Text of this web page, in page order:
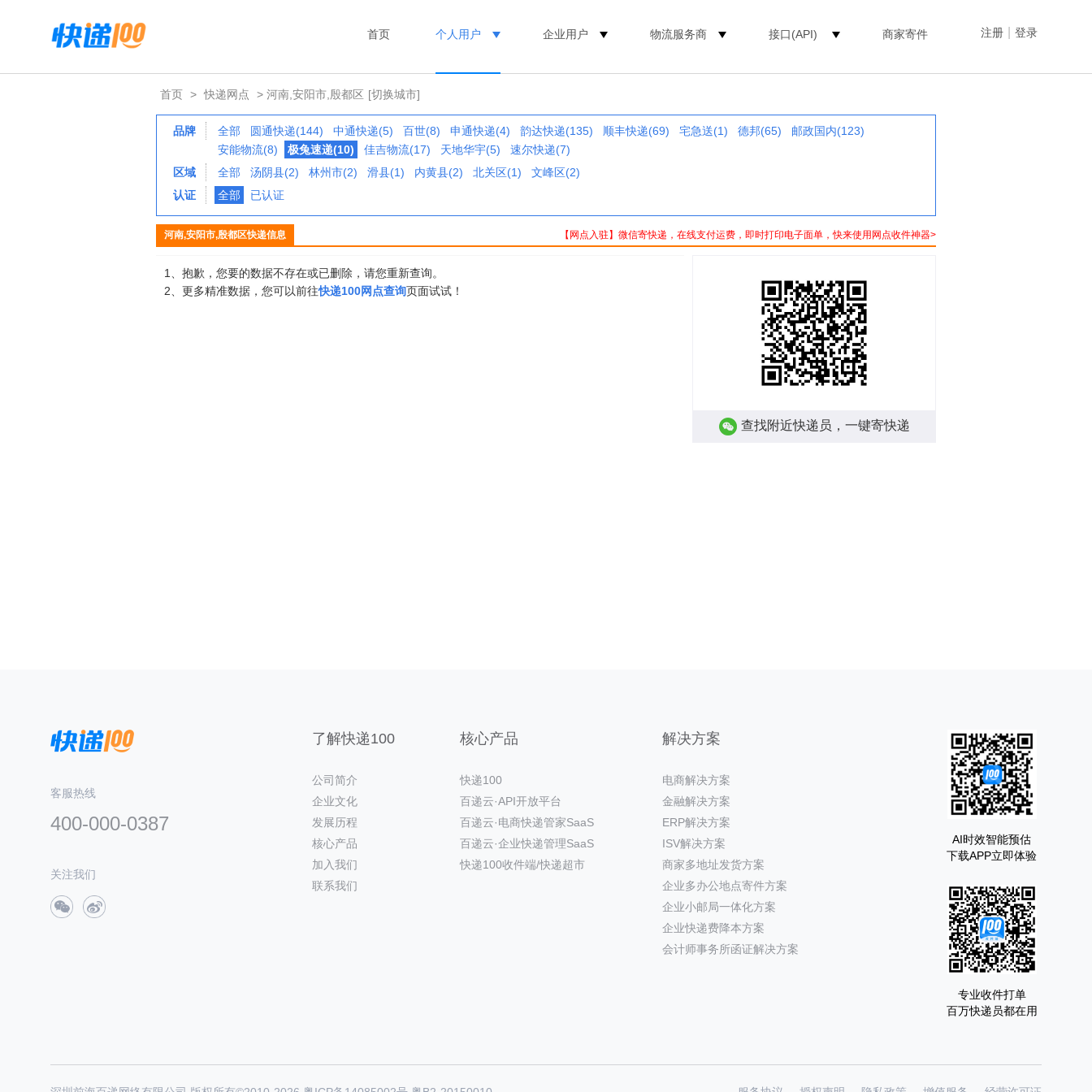
注册 登录
首页 个人用户 企业用户 物流服务商 接口(API) 商家寄件
首页 > 快递网点 > 河南,安阳市,殷都区 [切换城市]
品牌 全部 圆通快递(144) 中通快递(5) 百世(8) 申通快递(4) 韵达快递(135) 顺丰快递(69) 宅急送(1) 德邦(65)
邮政国内(123)
安能物流(8)
极兔速递(10) 佳吉物流(17) 天地华宇(5)
速尔快递(7)
区域
全部 汤阴县(2) 林州市(2) 滑县(1) 内黄县(2) 北关区(1)
文峰区(2)
认证
全部 已认证
【网点入驻】微信寄快递，在线支付运费，即时打印电子面单，快来使用网点收件神器>
河南,安阳市,殷都区快递信息
1、抱歉，您要的数据不存在或已删除，请您重新查询。
2、更多精准数据，您可以前往快递100网点查询页面试试！
查找附近快递员，一键寄快递
客服热线
400-000-0387
关注我们
了解快递100
公司简介
企业文化
发展历程
核心产品
加入我们
联系我们
核心产品
快递100
百递云·API开放平台
百递云·电商快递管家SaaS
百递云·企业快递管理SaaS
快递100收件端/快递超市
解决方案
电商解决方案
金融解决方案
ERP解决方案
ISV解决方案
商家多地址发货方案
企业多办公地点寄件方案
企业小邮局一体化方案
企业快递费降本方案
会计师事务所函证解决方案
AI时效智能预估
下载APP立即体验
专业收件打单
百万快递员都在用